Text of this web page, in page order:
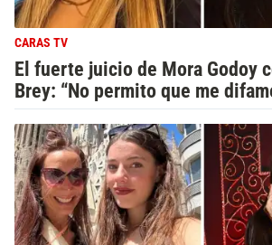
CARAS TV
El fuerte juicio de Mora Godoy
Brey: “No permito que me